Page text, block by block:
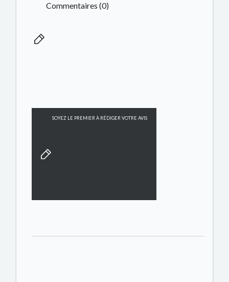
Commentaires (0)
SOYEZ LE PREMIER À RÉDIGER VOTRE AVIS